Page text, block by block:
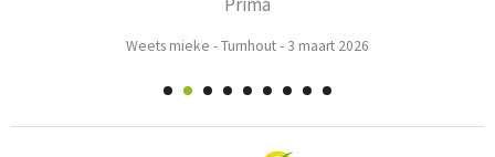
Weets mieke -Turnhout- 3 maart 2026